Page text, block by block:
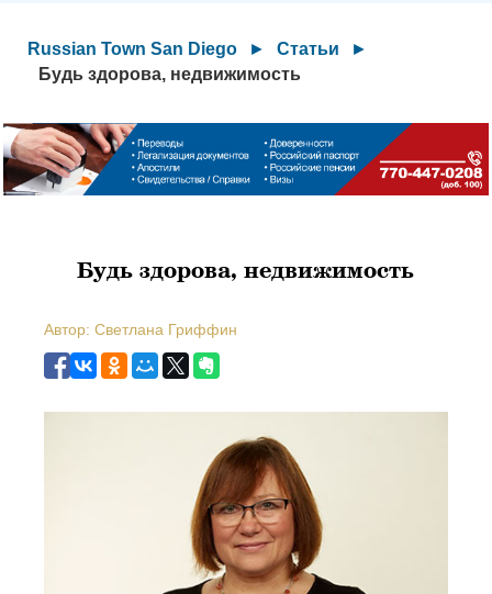
Russian Town San Diego ► Статьи
►
Будь здорова, недвижимость
Будь здорова, недвижимость
Автор: Светлана Гриффин